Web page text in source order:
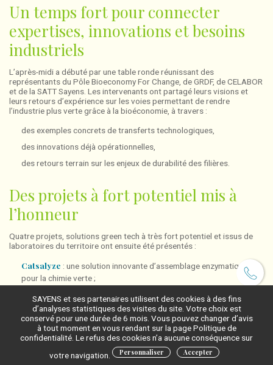
Un temps fort pour connecter
expertises, innovations et besoins
industriels
L’après-midi a débuté par une table ronde réunissant des
représentants du Pôle Bioeconomy For Change, de GRDF, de CELABOR
et de la SATT Sayens. Les intervenants ont partagé leurs visions et
leurs retours d’expérience sur les voies permettant de rendre
l’industrie plus verte grâce à la bioéconomie, à travers :
des exemples concrets de transferts technologiques,
des innovations déjà opérationnelles,
des retours terrain sur les enjeux de durabilité des filières.
Des projets à fort potentiel mis à
l’honneur
Quatre projets, solutions green tech à très fort potentiel et issus de
laboratoires du territoire ont ensuite été présentés :
Catsalyze : une solution innovante d’assemblage enzymatique
pour la chimie verte ;
FullyBiogrease : des graisses lubrifiantes 100 % biosourcées ;
Biolorex: un procédé de méthanation biologique permettant
d’augmenter la production de biométhane ;
Pyrolyse & gazéification de la biomasse: des approches
thermochimiques avancées pour la valorisation énergétique de la
SAYENS et ses partenaires utilisent des cookies à des fins
d’analyses statistiques des visites du site. Votre choix est
conservé pour une durée de 6 mois. Vous pouvez changer d’avis
à tout moment en vous rendant sur la page Politique de
confidentialité. Le refus des cookies n’a aucune conséquence sur
votre navigation.
Personnaliser Accepter